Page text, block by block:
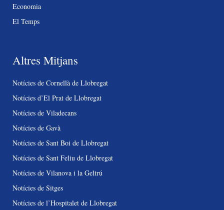
Economia
El Temps
Altres Mitjans
Notícies de Cornellà de Llobregat
Notícies d’El Prat de Llobregat
Notícies de Viladecans
Notícies de Gavà
Notícies de Sant Boi de Llobregat
Notícies de Sant Feliu de Llobregat
Notícies de Vilanova i la Geltrú
Notícies de Sitges
Notícies de l’Hospitalet de Llobregat